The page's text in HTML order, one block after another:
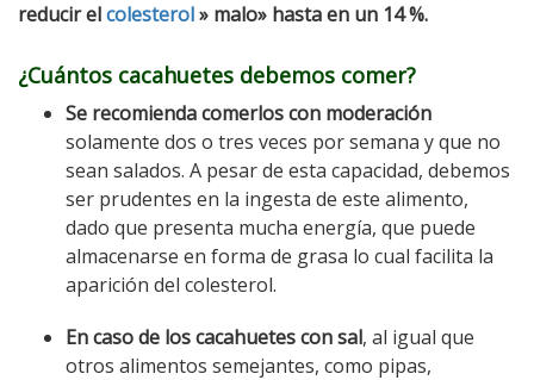
reducir elcolesterol» malo» hasta en un 14 %.
¿Cuántos cacahuetes debemos comer?
Se recomienda comerlos con moderación
solamente dos o tres veces por semana y que no
sean salados. A pesar de esta capacidad, debemos
ser prudentes en la ingesta de este alimento,
dado que presenta mucha energía, que puede
almacenarse en forma de grasa lo cual facilita la
aparición del colesterol.
En caso de los cacahuetes con sal, al igual que
otros alimentos semejantes, como pipas,